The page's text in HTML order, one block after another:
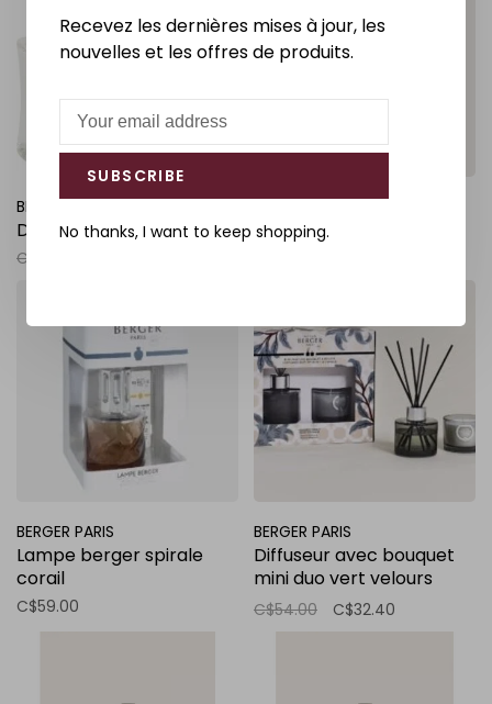
BERGER PARIS
Diffusuer electrique relax
C$115.00
Lampe carré grise
BERGER PARIS
Lampe berger spirale
corail
C$59.00
BERGER PARIS
Diffuseur avec bouquet
mini duo vert velours
d'orient
C$54.00 C$32.40
Recevez les dernières mises à jour, les
nouvelles et les offres de produits.
SUBSCRIBE
No thanks, I want to keep shopping.